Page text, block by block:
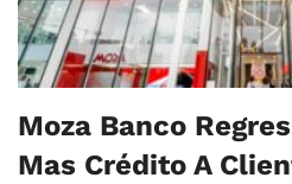
Moza Banco
Mas Crédito A